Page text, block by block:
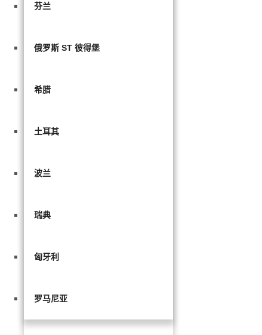
芬兰
俄罗斯 ST 彼得堡
希腊
土耳其
波兰
瑞典
匈牙利
罗马尼亚